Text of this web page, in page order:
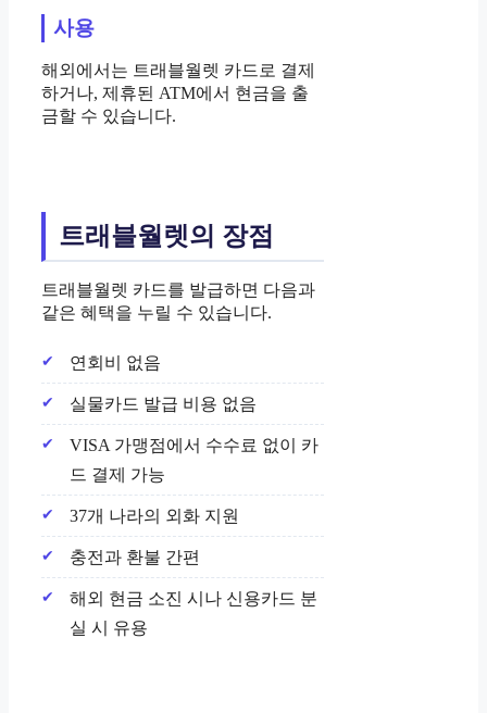
사용
해외에서는 트래블월렛 카드로 결제
하거나, 제휴된 ATM에서 현금을 출
금할 수 있습니다.
트래블월렛의 장점
트래블월렛 카드를 발급하면 다음과
같은 혜택을 누릴 수 있습니다.
연회비 없음
실물카드 발급 비용 없음
VISA 가맹점에서 수수료 없이 카
드 결제 가능
37개 나라의 외화 지원
충전과 환불 간편
해외 현금 소진 시나 신용카드 분
실 시 유용